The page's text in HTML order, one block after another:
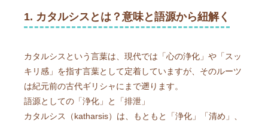
1. カタルシスとは？意味と語源から紐解く
カタルシスという言葉は、現代では「心の浄化」や「スッ
キリ感」を指す言葉として定着していますが、そのルーツ
は紀元前の古代ギリシャにまで遡ります。
語源としての「浄化」と「排泄」
カタルシス（katharsis）は、もともと「浄化」「清め」、